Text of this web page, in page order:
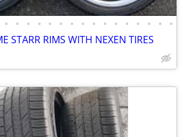
• • • • • • • • • • • • • • • •
STARR RIMS WITH NEXEN TIRES